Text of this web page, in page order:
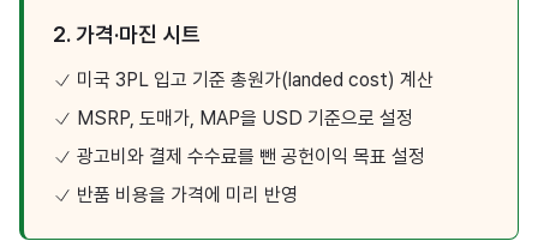
2. 가격·마진 시트
미국 3PL 입고 기준 총원가(landed cost) 계산
MSRP, 도매가, MAP을 USD 기준으로 설정
광고비와 결제 수수료를 뺀 공헌이익 목표 설정
반품 비용을 가격에 미리 반영